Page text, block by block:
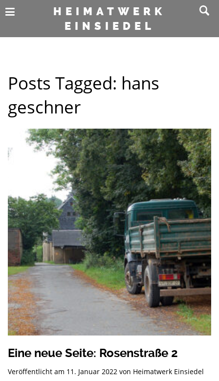
HEIMATWERK
EINSIEDEL
Posts Tagged: hans
geschner
Eine neue Seite: Rosenstraße 2
Veröffentlicht am 11. Januar 2022 von Heimatwerk Einsiedel